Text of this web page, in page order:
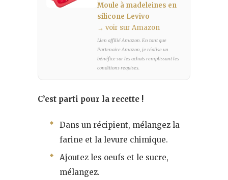
Moule à madeleines en
silicone Levivo
→ voir sur Amazon
Lien affilié Amazon. En tant que
Partenaire Amazon, je réalise un
bénéfice sur les achats remplissant les
conditions requises.
C’est parti pour la recette !
Dans un récipient, mélangez la
farine et la levure chimique.
Ajoutez les oeufs et le sucre,
mélangez.